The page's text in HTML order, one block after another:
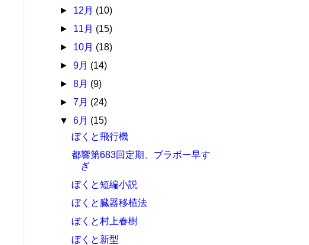
► 12月 (10)
► 11月 (15)
► 10月 (18)
►9月 (14)
►8月 (9)
►7月 (24)
▼6月 (15)
ぼくと飛行機
都響第683回定期、ブラボー早す
ぎ
ぼくと短編小説
ぼくと臓器移植法
ぼくと村上春樹
ぼくと新型